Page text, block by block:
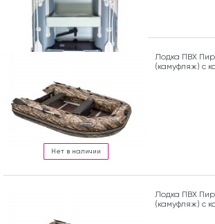
Нет в наличии
Лодка ПВХ
(камуфляж) с
Лодка ПВХ
(камуфляж) с